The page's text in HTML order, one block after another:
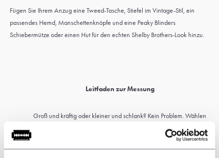
Fügen Sie Ihrem Anzug eine Tweed-Tasche, Stiefel im Vintage-Stil, ein
passendes Hemd, Manschettenknöpfe und eine Peaky Blinders
Schiebermütze oder einen Hut für den echten Shelby Brothers-Look hinzu.
Leitfaden zur Messung
Groß und kräftig oder kleiner und schlank? Kein Problem. Wählen
, der für Ihre Körperform und Passform